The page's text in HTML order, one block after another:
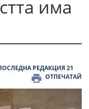
има
РЕДАКЦИЯ 21
ОТПЕЧАТАЙ